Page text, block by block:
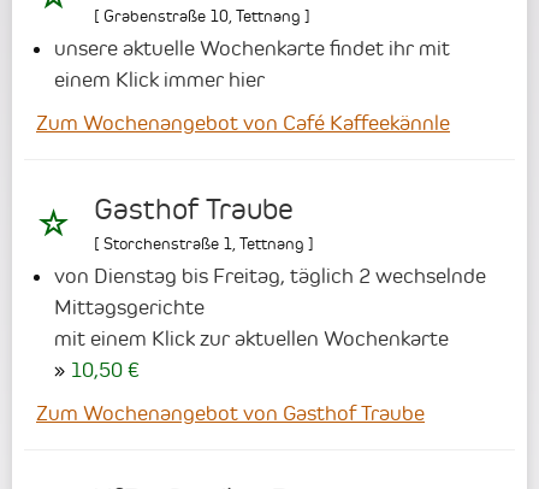
[ Grabenstraße 10 Tettnang ]
unsere aktuelle Wochenkarte findet ihr mit
einem Klick immer hier
Zum Wochenangebot von Café Kaffeekännle
Gasthof Traube
[ Storchenstraße 1 Tettnang ]
von Dienstag bis Freitag, täglich 2 wechselnde
Mittagsgerichte
mit einem Klick zur aktuellen Wochenkarte
10,50 €
Zum Wochenangebot von Gasthof Traube